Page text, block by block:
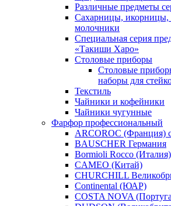
Различные предметы
Сахарницы, икорницы,
молочники
Специальная серия
«Такиши Харо»
Столовые приборы
Столовые
наборы для
Текстиль
Чайники и кофейники
Чайники чугунные
Фарфор профессиональный
ARCOROC (Франция)
BAUSCHER Германия
Bormioli Rocco (Италия)
CAMEO (Китай)
CHURCHILL
Continental (ЮАР)
COSTA NOVA